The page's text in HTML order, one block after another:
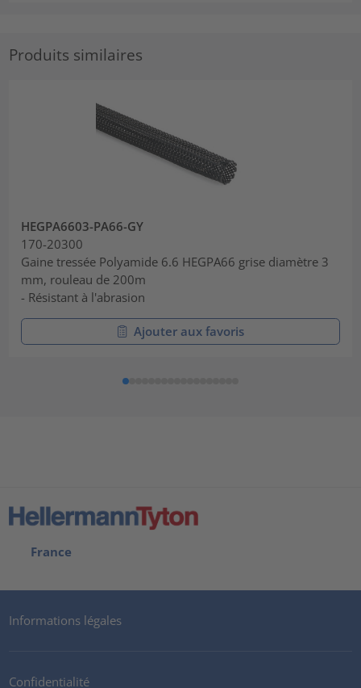
Produits similaires
HEGPA6603-PA66-GY
170-20300
Gaine tressée Polyamide 6.6 HEGPA66 grise diamètre 3
mm, rouleau de 200m
- Résistant à l'abrasion
Ajouter aux favoris
France
Informations légales
Confidentialité